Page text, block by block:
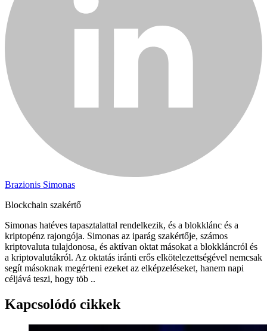
Brazionis Simonas
Blockchain szakértő
Simonas hatéves tapasztalattal rendelkezik, és a blokklánc és a
kriptopénz rajongója. Simonas az iparág szakértője, számos
kriptovaluta tulajdonosa, és aktívan oktat másokat a blokkláncról és
a kriptovalutákról. Az oktatás iránti erős elkötelezettségével nemcsak
segít másoknak megérteni ezeket az elképzeléseket, hanem napi
céljává teszi, hogy töb ..
Kapcsolódó cikkek